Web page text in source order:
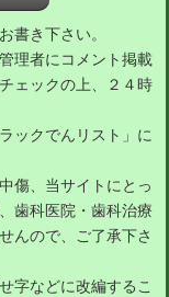
書き下さい。
理者にコメント掲載
ェックの上、２４時
ックでんリスト」に
傷、当サイトにとっ
、歯科医院・歯科治療
んので、ご了承下さ
字などに改編するこ